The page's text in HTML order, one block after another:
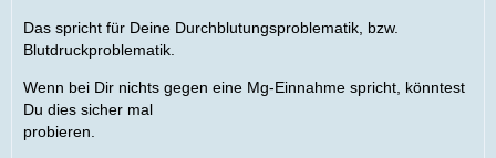
Das spricht für Deine Durchblutungsproblematik, bzw.
Blutdruckproblematik.
Wenn bei Dir nichts gegen eine Mg-Einnahme spricht, könntest
Du dies sicher mal
probieren.